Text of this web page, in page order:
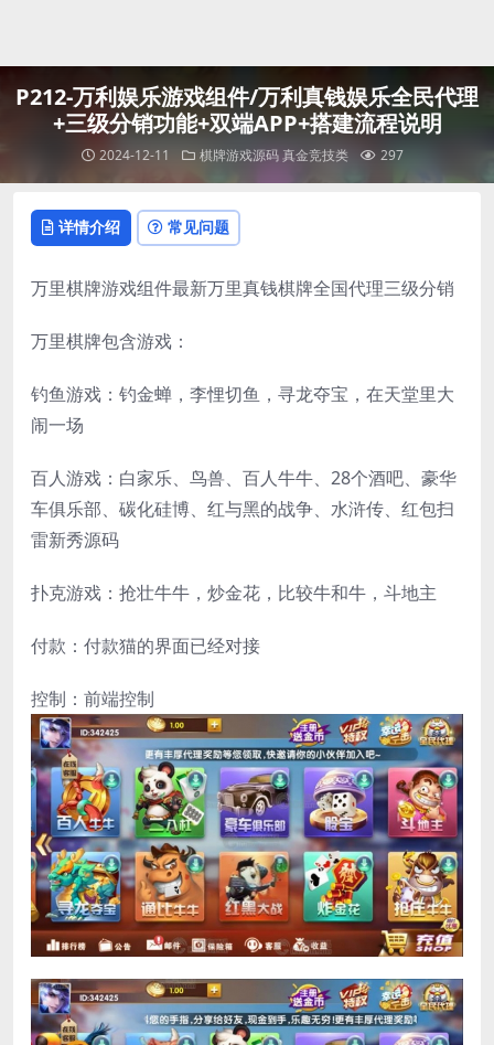
P212-万利娱乐游戏组件/万利真钱娱乐全民代理
+三级分销功能+双端APP+搭建流程说明
2024-12-11 棋牌游戏源码真金竞技类 297
详情介绍 常见问题
万里棋牌游戏组件最新万里真钱棋牌全国代理三级分销
万里棋牌包含游戏：
钓鱼游戏：钓金蝉，李悝切鱼，寻龙夺宝，在天堂里大
闹一场
百人游戏：白家乐、鸟兽、百人牛牛、28个酒吧、豪华
车俱乐部、碳化硅博、红与黑的战争、水浒传、红包扫
雷新秀源码
扑克游戏：抢壮牛牛，炒金花，比较牛和牛，斗地主
付款：付款猫的界面已经对接
控制：前端控制